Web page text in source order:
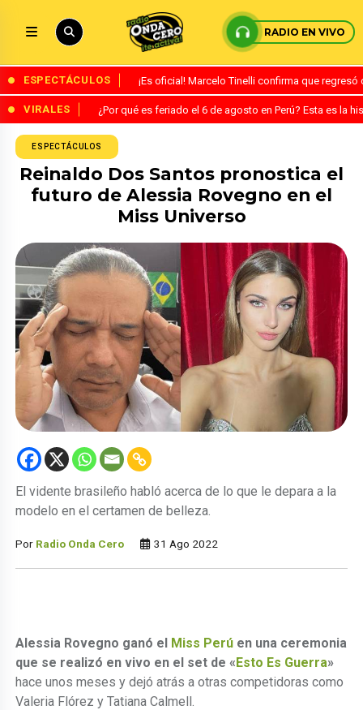
RADIO EN VIVO
ESPECTÁCULOS ¡Es oficial! Marcelo Tinelli confirma que
VIRALES ¿Por qué es feriado el 6 de agosto en Perú? Esta es la
ESPECTÁCULOS
Reinaldo Dos Santos pronostica el
futuro de Alessia Rovegno en el
Miss Universo
El vidente brasileño habló acerca de lo que le depara a la
modelo en el certamen de belleza.
Por Radio Onda Cero 31 Ago 2022
Alessia Rovegno ganó el Miss Perú en una ceremonia
que se realizó en vivo en el set de «Esto Es Guerra»
hace unos meses y dejó atrás a otras competidoras como
Valeria Flórez y Tatiana Calmell.